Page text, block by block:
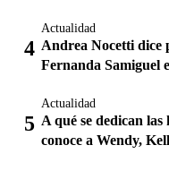
Actualidad
Andrea Nocetti dice
Fernanda Samiguel
Actualidad
A qué se dedican
conoce a Wendy,